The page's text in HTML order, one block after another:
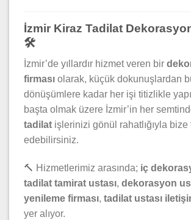
İzmir Kiraz Tadilat
🛠️
İzmir’de yıllardır hizmet veren bir
firması olarak, küçük dokunuşlardan
dönüşümlere kadar her işi titizlikle
başta olmak üzere İzmir’in her
tadilat işlerinizi gönül rahatlığıyla bize
edebilirsiniz.
🔨 Hizmetlerimiz arasında; iç
tadilat tamirat ustası, dekorasyon
yenileme firması, tadilat ustası
yer alıyor.